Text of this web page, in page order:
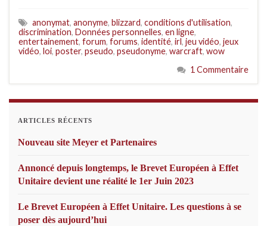
anonymat, anonyme, blizzard, conditions d'utilisation,
discrimination, Données personnelles, en ligne,
entertainement, forum, forums, identité, irl, jeu vidéo, jeux
vidéo, loi, poster, pseudo, pseudonyme, warcraft, wow
1 Commentaire
ARTICLES RÉCENTS
Nouveau site Meyer et Partenaires
Annoncé depuis longtemps, le Brevet Européen à Effet
Unitaire devient une réalité le 1er Juin 2023
Le Brevet Européen à Effet Unitaire. Les questions à se
poser dès aujourd’hui